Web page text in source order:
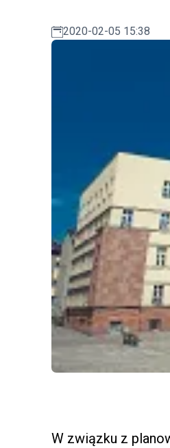
2020-02-05 15:38
W związku z